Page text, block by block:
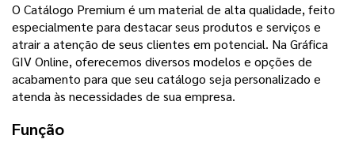
O Catálogo Premium é um material de alta qualidade, feito
especialmente para destacar seus produtos e serviços e
atrair a atenção de seus clientes em potencial. Na Gráfica
GIV Online, oferecemos diversos modelos e opções de
acabamento para que seu catálogo seja personalizado e
atenda às necessidades de sua empresa.
Função